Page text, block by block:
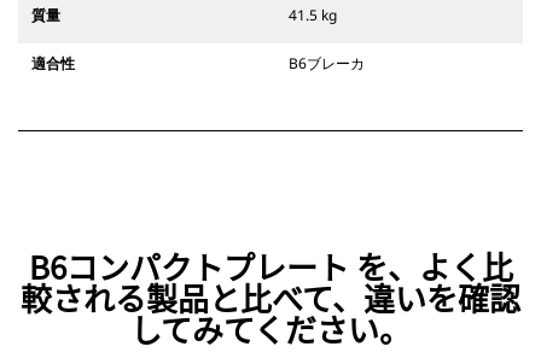
質量 41.5 kg
適合性 B6ブレーカ
B6コンパクトプレート を、よく比
較される製品と比べて、違いを確認
してみてください。